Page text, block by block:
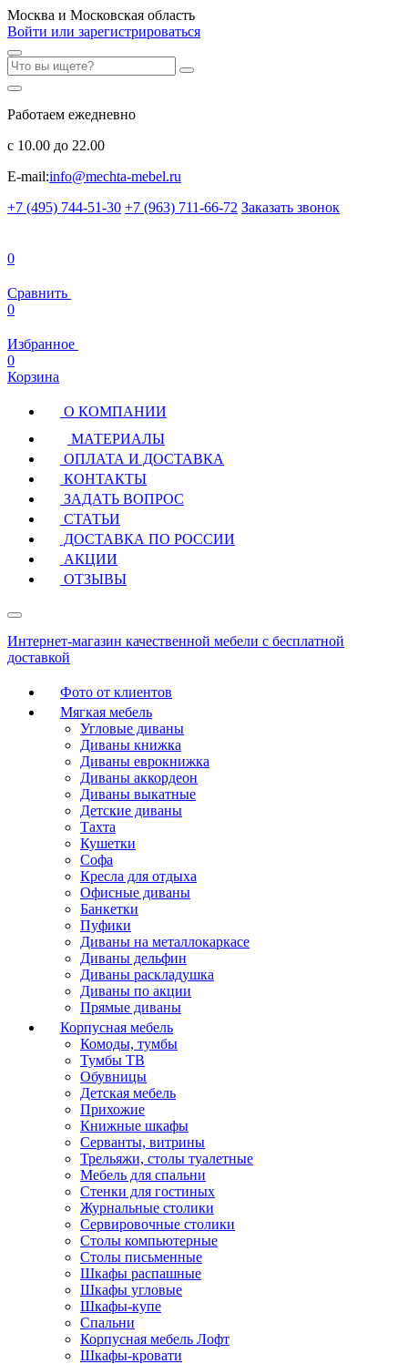
Москва и Московская область
Войти или зарегистрироваться
Работаем ежедневно
с 10.00 до 22.00
E-mail:info@mechta-mebel.ru
+7 (495) 744-51-30 +7 (963) 711-66-72 Заказать звонок
0
Сравнить
0
Избранное
0
Корзина
О КОМПАНИИ
МАТЕРИАЛЫ
ОПЛАТА И ДОСТАВКА
КОНТАКТЫ
ЗАДАТЬ ВОПРОС
СТАТЬИ
ДОСТАВКА ПО РОССИИ
АКЦИИ
ОТЗЫВЫ
Интернет-магазин качественной мебели с бесплатной
доставкой
Фото от клиентов
Мягкая мебель
Угловые диваны
Диваны книжка
Диваны еврокнижка
Диваны аккордеон
Диваны выкатные
Детские диваны
Тахта
Кушетки
Софа
Кресла для отдыха
Офисные диваны
Банкетки
Пуфики
Диваны на металлокаркасе
Диваны дельфин
Диваны раскладушка
Диваны по акции
Прямые диваны
Корпусная мебель
Комоды, тумбы
Тумбы ТВ
Обувницы
Детская мебель
Прихожие
Книжные шкафы
Серванты, витрины
Трельяжи, столы туалетные
Мебель для спальни
Стенки для гостиных
Журнальные столики
Сервировочные столики
Столы компьютерные
Столы письменные
Шкафы распашные
Шкафы угловые
Шкафы-купе
Спальни
Корпусная мебель Лофт
Шкафы-кровати